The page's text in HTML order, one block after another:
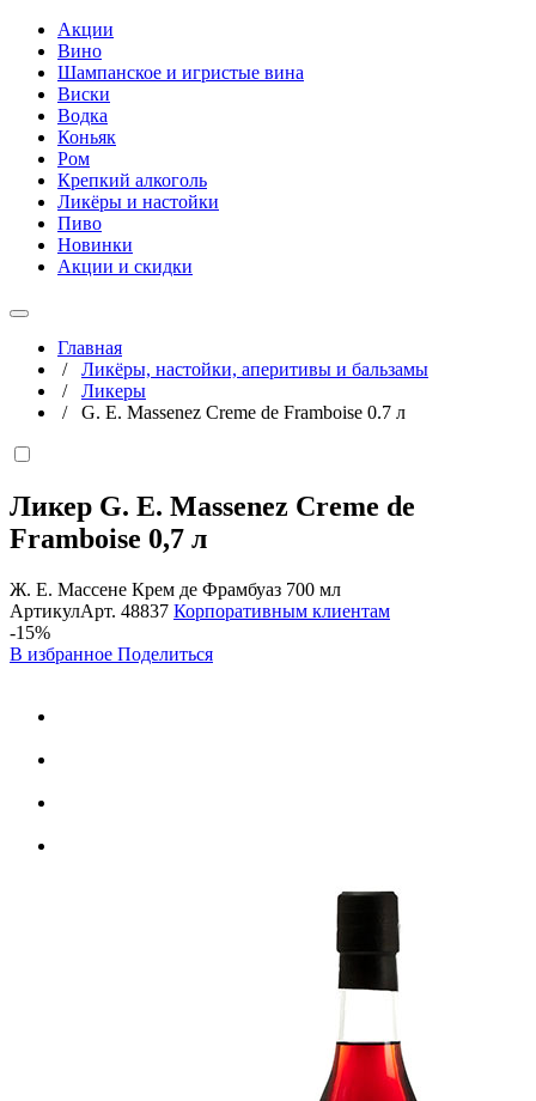
Акции
Вино
Шампанское и игристые вина
Виски
Водка
Коньяк
Ром
Крепкий алкоголь
Ликёры и настойки
Пиво
Новинки
Акции и скидки
Главная
/ Ликёры, настойки, аперитивы и бальзамы
/ Ликеры
/ G. E. Massenez Creme de Framboise 0.7 л
Ликер G. E. Massenez Creme de
Framboise 0,7 л
Ж. Е. Массене Крем де Фрамбуаз 700 мл
АртикулАрт. 48837 Корпоративным клиентам
-15%
В избранное Поделиться